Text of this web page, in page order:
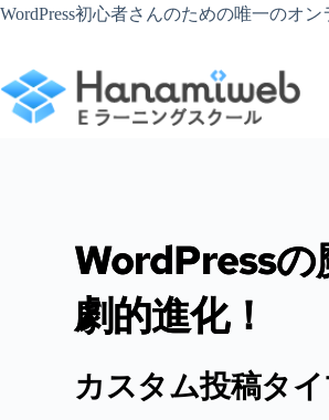
コ
ン
ツ
WordPress初心者さんのための唯一のオン
WordPressの
劇的進化！
カスタム投稿タ